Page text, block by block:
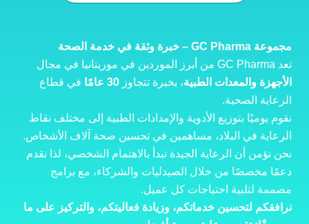
مجموعة GC Pharma – خبرة وثقة في خدمة الص حة
تعد GC Pharma من أبرز الموردين في موريتانيا في مجال
الأجهزة والمعدات الطبية، بخبرة تتجاوز30 عامًا
في قطاع
الرعاية الصحية.
نقوم يوميًا بتوزيع الأدوية والإمدادات الطبية إلى مختلف نقاط
الرعاية في البلاد، مساهمين في تحسين صحة آلاف الأشخاص.
نحن نؤمن أن الرعاية الجيدة تبدأ بالاهتمام الشخصي، لذا نقدم
دعمًا مخصصًا من خلال الصيدليات والشركاء، مع برامج
مصممة لتلبية احتياجات كل عميل.
نرافقكم لتحسين خدماتكم، وزيادة فعاليتكم، والتركيز على ما